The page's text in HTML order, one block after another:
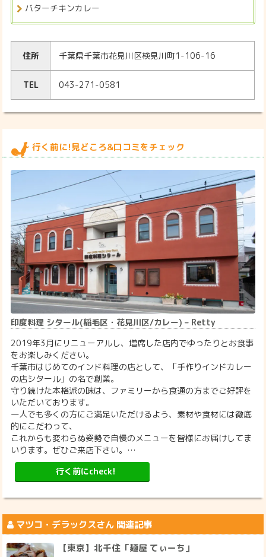
バターチキンカレー
住所 千葉県千葉市花見川区検見川町1-106-16
TEL 043-271-0581
行く前に!見どころ&口コミをチェック
印度料理 シタール(稲毛区・花見川区/カレー) – Retty
2019年3月にリニューアルし、増席した店内でゆったりとお食事
をお楽しみください。
千葉市はじめてのインド料理の店として、「手作りインドカレー
の店シタール」の名で創業。
守り続けた本格派の味は、ファミリーから食通の方までご好評を
いただいております。
一人でも多くの方にご満足いただけるよう、素材や食材には徹底
的にこだわって、
これからも変わらぬ姿勢で自慢のメニューを皆様にお届けしてま
いります。ぜひご来店下さい。…
行く前にcheck!
マツコ・デラックスさん 関連記事
【東京】北千住「麺屋 てぃーち」